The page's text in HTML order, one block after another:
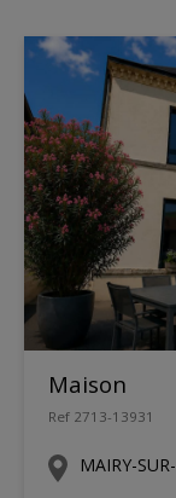
Maison
Ref 2713-13931
MAIRY-